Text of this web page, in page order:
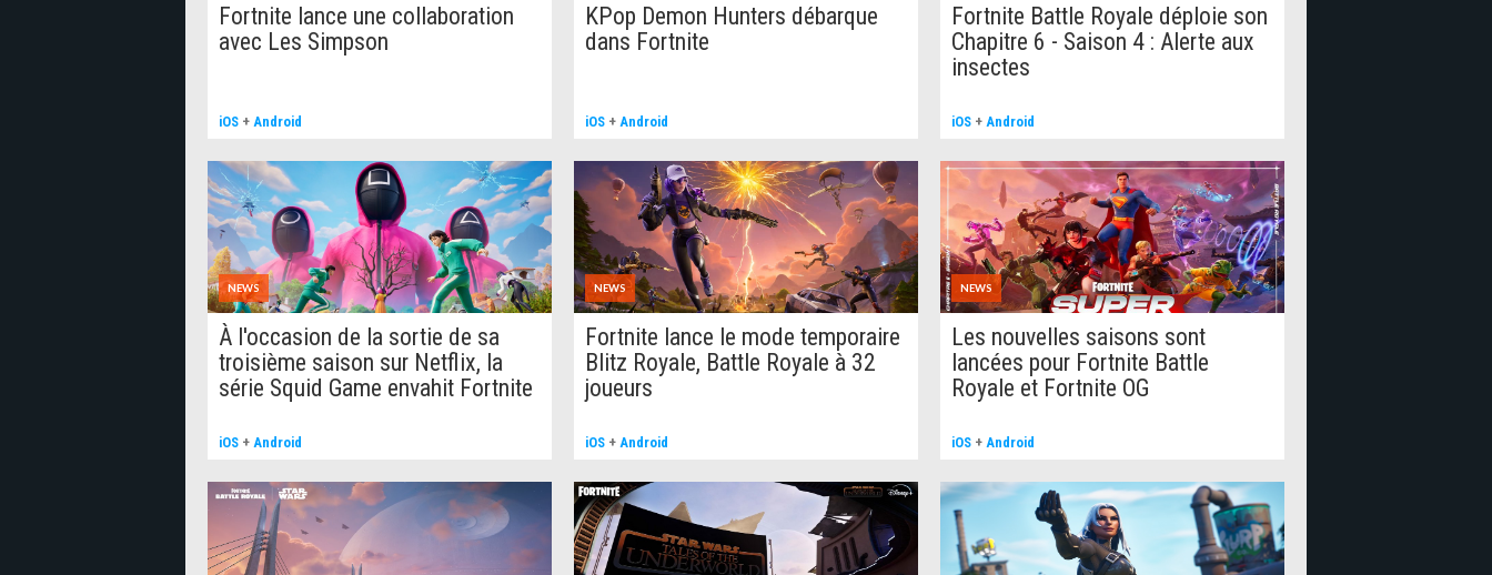
Fortnite lance une collaboration
avec Les Simpson
iOS + Android
KPop Demon Hunters débarque
dans Fortnite
iOS + Android
Fortnite Battle Royale déploie son
Chapitre 6 - Saison 4 : Alerte aux
insectes
iOS + Android
NEWS
À l'occasion de la sortie de sa
troisième saison sur Netflix, la
série Squid Game envahit Fortnite
iOS + Android
NEWS
Fortnite lance le mode temporaire
Blitz Royale, Battle Royale à 32
joueurs
iOS + Android
NEWS
Les nouvelles saisons sont
lancées pour Fortnite Battle
Royale et Fortnite OG
iOS + Android